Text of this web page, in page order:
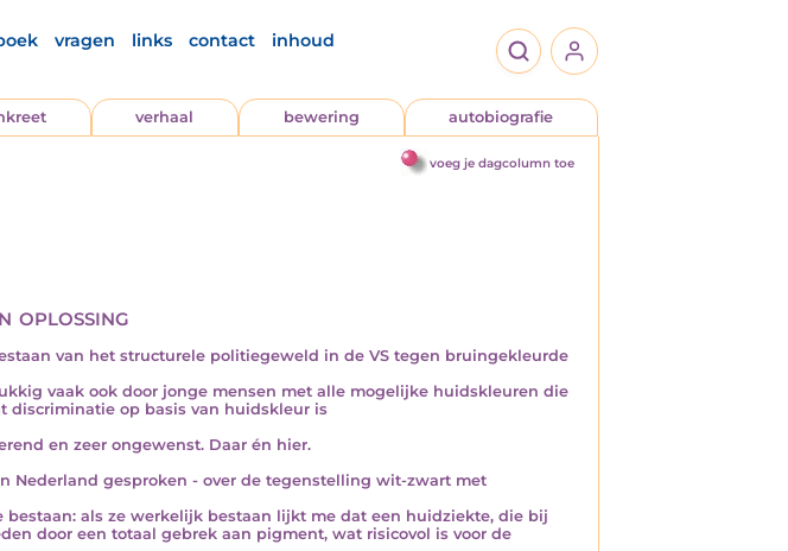
vragen links contact inhoud
verhaal bewering autobiografie
voeg je dagcolumn toe
oplossing
van het structurele politiegeweld in de VS tegen bruingekleurde
vaak ook door jonge mensen met alle mogelijke huidskleuren die
discriminatie op basis van huidskleur is
en zeer ongewenst. Daar én hier.
Nederland gesproken - over de tegenstelling wit-zwart met
bestaan: als ze werkelijk bestaan lijkt me dat een huidziekte, die bij
door een totaal gebrek aan pigment, wat risicovol is voor de